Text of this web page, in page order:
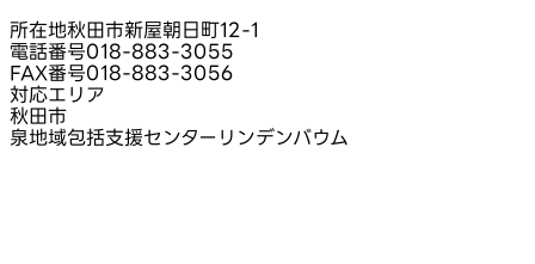
所在地秋田市新屋朝日町12‑1
電話番号018-883-3055
FAX番号018-883-3056
対応エリア
秋田市
泉地域包括支援センターリンデンバウム